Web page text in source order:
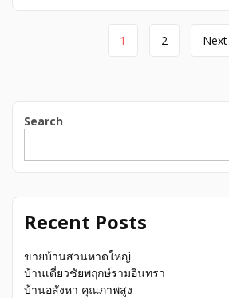
1 2 Next
Search
Recent Posts
ขายบ้านสวนหาดใหญ่
บ้านเดี่ยวชัยพฤกษ์รามอินทรา
บ้านอสังหา คุณภาพสูง